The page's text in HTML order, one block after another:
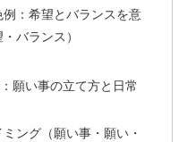
：希望とバランスを意
バランス）
願い事の立て方と日常
ング（願い事・願い・